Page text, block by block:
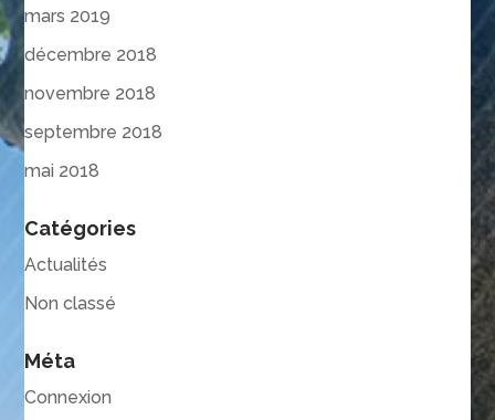
mars 2019
décembre 2018
novembre 2018
septembre 2018
mai 2018
Catégories
Actualités
Non classé
Méta
Connexion